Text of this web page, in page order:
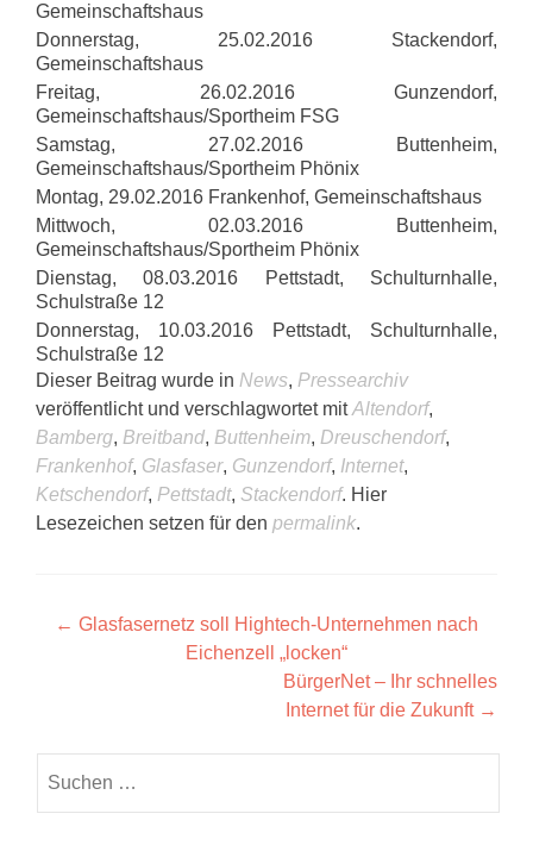
Gemeinschaftshaus
Donnerstag, 25.02.2016 Stackendorf,
Gemeinschaftshaus
Freitag, 26.02.2016 Gunzendorf,
Gemeinschaftshaus/Sportheim FSG
Samstag, 27.02.2016 Buttenheim,
Gemeinschaftshaus/Sportheim Phönix
Montag, 29.02.2016 Frankenhof, Gemeinschaftshaus
Mittwoch, 02.03.2016 Buttenheim,
Gemeinschaftshaus/Sportheim Phönix
Dienstag, 08.03.2016 Pettstadt, Schulturnhalle,
Schulstraße 12
Donnerstag, 10.03.2016 Pettstadt, Schulturnhalle,
Schulstraße 12
Dieser Beitrag wurde in News, Pressearchiv
veröffentlicht und verschlagwortet mitAltendorf,
Bamberg, Breitband, Buttenheim, Dreuschendorf,
Frankenhof, Glasfaser, Gunzendorf, Internet,
Ketschendorf, Pettstadt, Stackendorf. Hier
Lesezeichen setzen für den permalink.
Post
navigation
← Glasfasernetz soll Hightech-Unternehmen nach
Eichenzell „locken“
BürgerNet – Ihr schnelles
Internet für die Zukunft →
nach: